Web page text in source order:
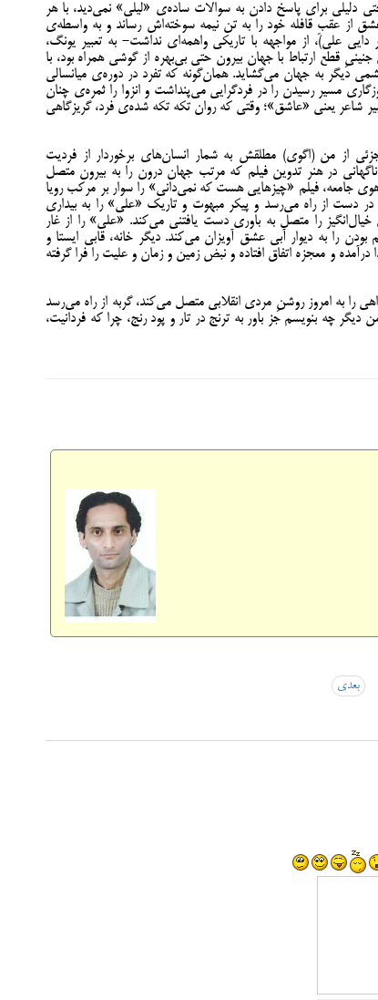
دلیلی برای پاسخ دادن به سوالات ساده‌ی «لیلی» نمی‌دید، با هر
از عقبِ قافله خود را به تن نیمه سوخته‌‌اش ‌رساند و به واسطه‌ی
علی)، از مواجهه با تاریکی واهمه‌ای نداشت- به تعبیر یونگ،
قطع ارتباط با جهان بیرون حتی بی‌بهره از گوشی همراه بود، با
به جهان می‌گشاید. همان‌گونه که تفرد در دوره‌ی میانسالی
مسیر رسیدن را در فردگرایی می‌پنداشت و انزوا را ثمره‌ی چنان
شاعر یعنی «عاشق»؛ وقتی که روان تکه تکه شده‌ی فرد، گریزگاهی
از من (اگوی) مطلقش به شمار انسان‌های برخوردار از فردیت
در هنر تدوین فیلم که مرتب جهان درون را به بیرون متصل
جامعه، فیلم «چیزهایی هست که نمی‌دانی» را سوار بر مرکب رویا
دست از راه می‌رسد و پیکر مبهوت و تاریک «علی» را به بیداری
را متصل به باوری دست یافتنی می‌کند. «علی» را از غار
را به دیوار آبی عشق آویزان می‌کند. دیگر خانه، قابی ایستا و
و معجزه اتفاق افتاده و نبض زمین و زمان و علیت را فرا گرفته
را به امروز روشنِ مردی انقلابی متصل می‌کند، گربه از راه می‌رسد
چه بنویسم جز باور به ترنج در تار و پود رنج، چرا که فردانیت،
بعدی